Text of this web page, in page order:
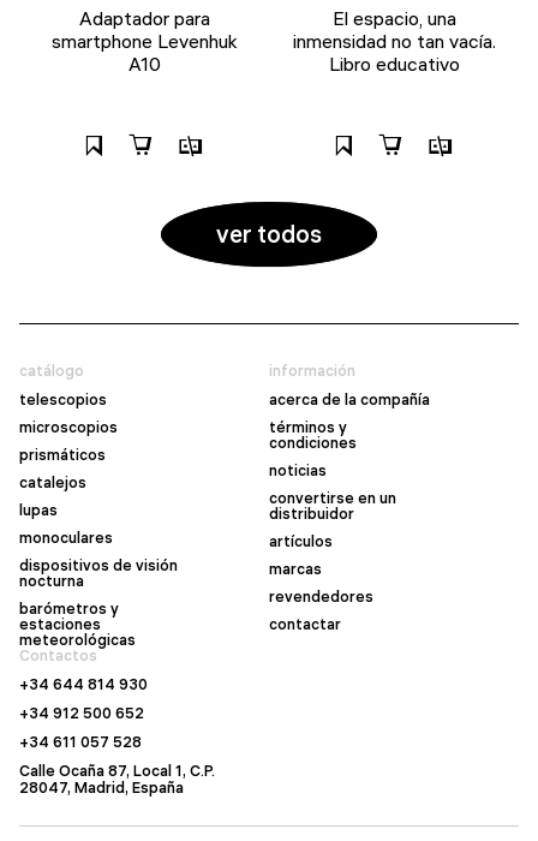
Adaptador para
smartphone Levenhuk
A10
El espacio, una
inmensidad no tan vacía.
Libro educativo
ver todos
catálogo
telescopios
microscopios
prismáticos
catalejos
lupas
monoculares
dispositivos de visión
nocturna
barómetros y
estaciones
meteorológicas
información
acerca de la compañía
términos y
condiciones
noticias
convertirse en un
distribuidor
artículos
marcas
revendedores
contactar
Contactos
+34 644 814 930
+34 912 500 652
+34 611 057 528
Calle Ocaña 87, Local 1, C.P.
28047, Madrid, España